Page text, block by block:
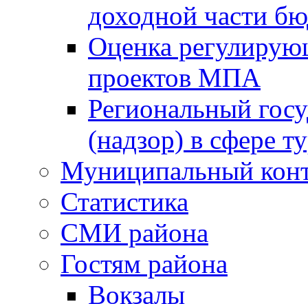
доходной части
Оценка
проектов МПА
Региональный
(надзор) в сфере
Муниципальный
Статистика
СМИ района
Гостям района
Вокзалы